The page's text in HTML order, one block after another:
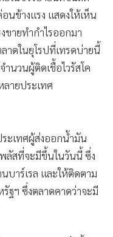
นข้างแรง แสดงให้เห็น
ขายทำกำไรออกมา
ดในยุโรปที่เทรดบ่ายนี้
นวนผู้ติดเชื้อไวรัสโค
ายประเทศ
ะเทศผู้ส่งออกน้ำมัน
ลัสที่จะมีขึ้นในวันนี้ ซึ่ง
บาร์เรล และให้ติดตาม
ฐฯ ซึ่งตลาดคาดว่าจะมี